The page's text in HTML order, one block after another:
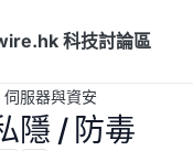
科技討論區
服器與資安
隱 / 防毒